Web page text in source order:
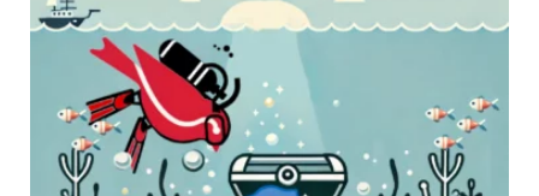
weiterlesen